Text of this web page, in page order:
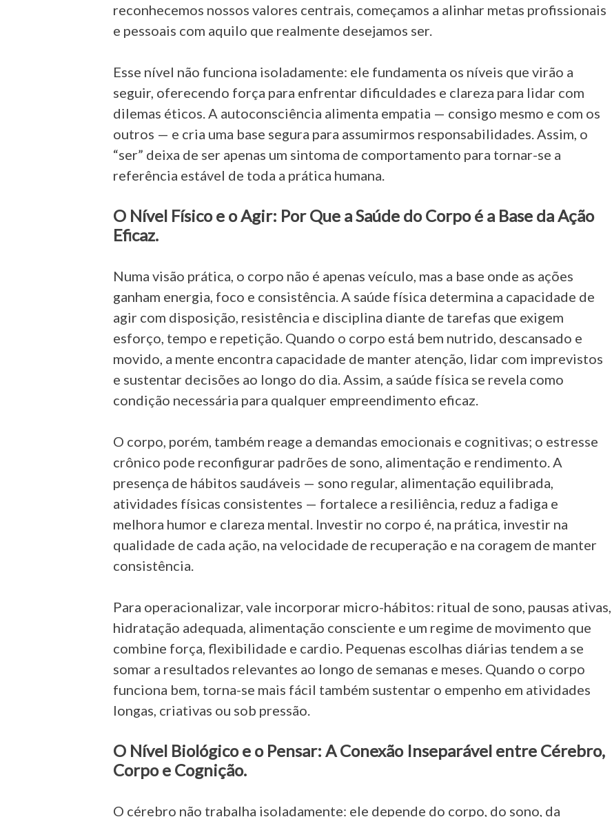
reconhecemos nossos valores centrais, começamos a alinhar metas profissionais
e pessoais com aquilo que realmente desejamos ser.
Esse nível não funciona isoladamente: ele fundamenta os níveis que virão a
seguir, oferecendo força para enfrentar dificuldades e clareza para lidar com
dilemas éticos. A autoconsciência alimenta empatia — consigo mesmo e com os
outros — e cria uma base segura para assumirmos responsabilidades. Assim, o
“ser” deixa de ser apenas um sintoma de comportamento para tornar-se a
referência estável de toda a prática humana.
O Nível Físico e o Agir: Por Que a Saúde do Corpo é a Base da Ação
Eficaz.
Numa visão prática, o corpo não é apenas veículo, mas a base onde as ações
ganham energia, foco e consistência. A saúde física determina a capacidade de
agir com disposição, resistência e disciplina diante de tarefas que exigem
esforço, tempo e repetição. Quando o corpo está bem nutrido, descansado e
movido, a mente encontra capacidade de manter atenção, lidar com imprevistos
e sustentar decisões ao longo do dia. Assim, a saúde física se revela como
condição necessária para qualquer empreendimento eficaz.
O corpo, porém, também reage a demandas emocionais e cognitivas; o estresse
crônico pode reconfigurar padrões de sono, alimentação e rendimento. A
presença de hábitos saudáveis — sono regular, alimentação equilibrada,
atividades físicas consistentes — fortalece a resiliência, reduz a fadiga e
melhora humor e clareza mental. Investir no corpo é, na prática, investir na
qualidade de cada ação, na velocidade de recuperação e na coragem de manter
consistência.
Para operacionalizar, vale incorporar micro-hábitos: ritual de sono, pausas ativas,
hidratação adequada, alimentação consciente e um regime de movimento que
combine força, flexibilidade e cardio. Pequenas escolhas diárias tendem a se
somar a resultados relevantes ao longo de semanas e meses. Quando o corpo
funciona bem, torna-se mais fácil também sustentar o empenho em atividades
longas, criativas ou sob pressão.
O Nível Biológico e o Pensar: A Conexão Inseparável entre Cérebro,
Corpo e Cognição.
O cérebro não trabalha isoladamente: ele depende do corpo, do sono, da